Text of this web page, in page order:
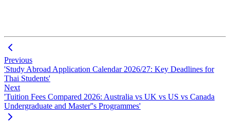
Previous
'Study Abroad Application Calendar 2026/27: Key Deadlines for
Thai Students'
Next
'Tuition Fees Compared 2026: Australia vs UK vs US vs Canada
Undergraduate and Master''s Programmes'